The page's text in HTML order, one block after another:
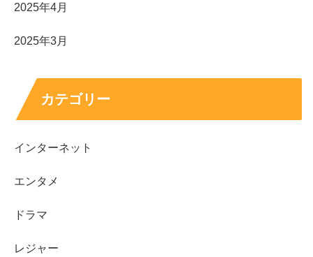
2025年4月
2025年3月
カテゴリー
インターネット
エンタメ
ドラマ
レジャー